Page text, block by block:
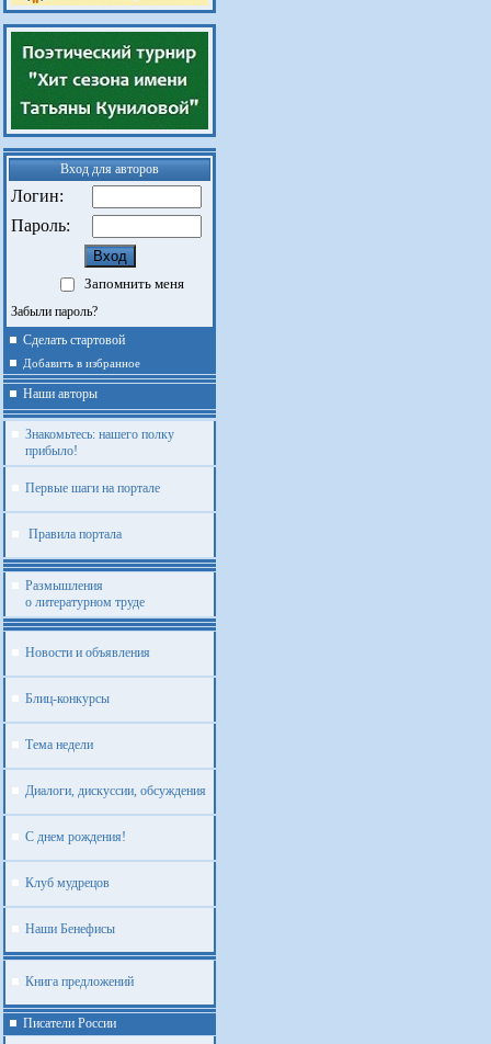
Вход для авторов
Логин:
Пароль:
Запомнить меня
Забыли пароль?
Сделать стартовой
Добавить в избранное
Наши авторы
Знакомьтесь: нашего полку
прибыло!
Первые шаги на портале
Правила портала
Размышления
о литературном труде
Новости и объявления
Блиц-конкурсы
Тема недели
Диалоги, дискуссии, обсуждения
С днем рождения!
Клуб мудрецов
Наши Бенефисы
Книга предложений
Писатели России